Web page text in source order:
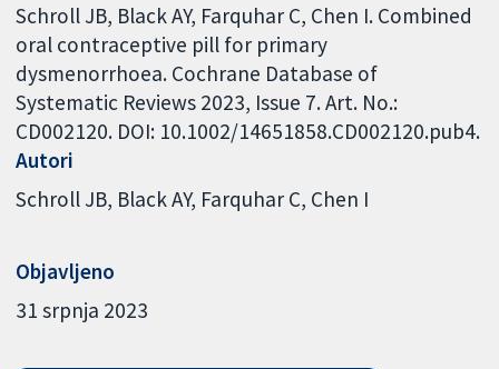
Schroll JB, Black AY, Farquhar C, Chen I. Combined
oral contraceptive pill for primary
dysmenorrhoea. Cochrane Database of
Systematic Reviews 2023, Issue 7. Art. No.:
CD002120. DOI: 10.1002/14651858.CD002120.pub4.
Autori
Schroll JB Black AY Farquhar C Chen I
Objavljeno
31 srpnja 2023